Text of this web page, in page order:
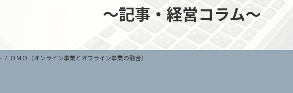
～記事・経営コラム～
ＯＭＯ（オンライン事業とオフライン事業の融合）